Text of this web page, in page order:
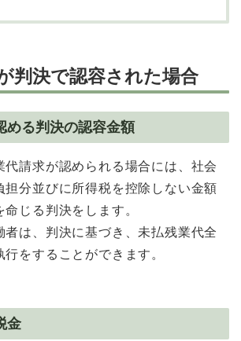
判決で認容された場合
める判決の認容金額
代請求が認められる場合には、社会
担分並びに所得税を控除しない金額
じる判決をします。
者は、判決に基づき、未払残業代全
をすることができます。
金